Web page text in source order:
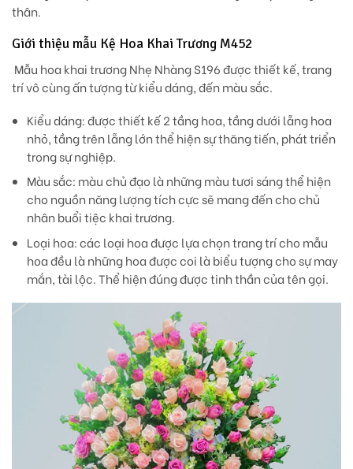
thân.
Giới thiệu mẫu Kệ Hoa Khai Trương M452
Mẫu hoa khai trương Nhẹ Nhàng S196 được thiết kế, trang
trí vô cùng ấn tượng từ kiểu dáng, đến màu sắc.
Kiểu dáng: được thiết kế 2 tầng hoa, tầng dưới lẵng hoa
nhỏ, tầng trên lẵng lớn thể hiện sự thăng tiến, phát triển
trong sự nghiệp.
Màu sắc: màu chủ đạo là những màu tươi sáng thể hiện
cho nguồn năng lượng tích cực sẽ mang đến cho chủ
nhân buổi tiệc khai trương.
Loại hoa: các loại hoa được lựa chọn trang trí cho mẫu
hoa đều là những hoa được coi là biểu tượng cho sự may
mắn, tài lộc. Thể hiện đúng được tinh thần của tên gọi.